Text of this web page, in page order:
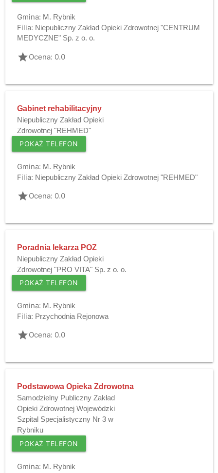
Gmina: M. Rybnik
Filia: Niepubliczny Zakład Opieki Zdrowotnej "CENTRUM
MEDYCZNE" Sp. z o. o.
gradeOcena: 0.0
Gabinet rehabilitacyjny
Niepubliczny Zakład Opieki
Zdrowotnej "REHMED"
POKAŻ TELEFON
Gmina: M. Rybnik
Filia: Niepubliczny Zakład Opieki Zdrowotnej "REHMED"
gradeOcena: 0.0
Poradnia lekarza POZ
Niepubliczny Zakład Opieki
Zdrowotnej "PRO VITA" Sp. z o. o.
POKAŻ TELEFON
Gmina: M. Rybnik
Filia: Przychodnia Rejonowa
gradeOcena: 0.0
Podstawowa Opieka Zdrowotna
Samodzielny Publiczny Zakład
Opieki Zdrowotnej Wojewódzki
Szpital Specjalistyczny Nr 3 w
Rybniku
POKAŻ TELEFON
Gmina: M. Rybnik